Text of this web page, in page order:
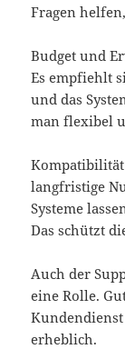
Fragen
Budget und
Es empfiehlt
und das
man flexibel
langfristige
Systeme
Das schützt
Auch der
eine Rolle.
erheblich.